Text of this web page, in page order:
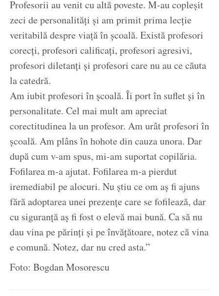
Profesorii au venit cu altă poveste. M-au copleșit
zeci de personalități și am primit prima lecție
veritabilă despre viață în școală. Există profesori
corecți, profesori calificați, profesori agresivi,
profesori diletanți și profesori care nu au ce căuta
la catedră.
Am iubit profesori în școală. Îi port în suflet și în
personalitate. Cel mai mult am apreciat
corectitudinea la un profesor. Am urât profesori în
școală. Am plâns în hohote din cauza unora. Dar
după cum v-am spus, mi-am suportat copilăria.
Fofilarea m-a ajutat. Fofilarea m-a pierdut
iremediabil pe alocuri. Nu știu ce om aș fi ajuns
fără adoptarea unei prezențe care se fofilează, dar
cu siguranță aș fi fost o elevă mai bună. Ca să nu
dau vina pe părinți și pe învățătoare, notez că vina
e comună. Notez, dar nu cred asta.”
Foto: Bogdan Mosorescu